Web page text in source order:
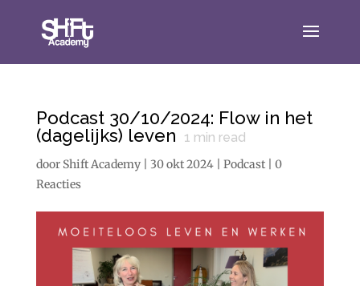
Podcast 30/10/2024: Flow in het
(dagelijks) leven
1 min read
door Shift Academy| 30 okt 2024| Podcast| 0
Reacties